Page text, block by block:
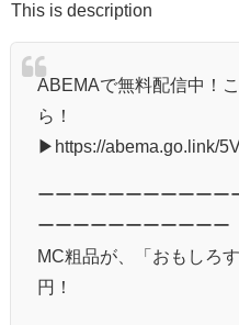
This is description
ABEMAで無料配信中！
ら！
▶︎https://abema.go.link/
ーーーーーーーーーーー
ーーーーーーーーーーー
MC粗品が、「おもしろ
円！